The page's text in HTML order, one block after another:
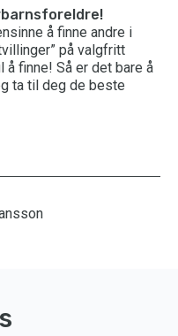
å finne andre i
på valgfritt
finne! Så er det bare å
ta til deg de beste